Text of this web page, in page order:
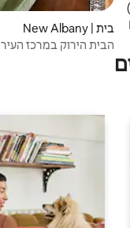
5, 10 ביקורות
בית | New Albany
הבית הירוק במרכז העיר